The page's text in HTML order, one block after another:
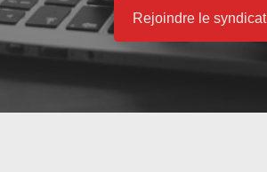
Rejoindre le syndicat